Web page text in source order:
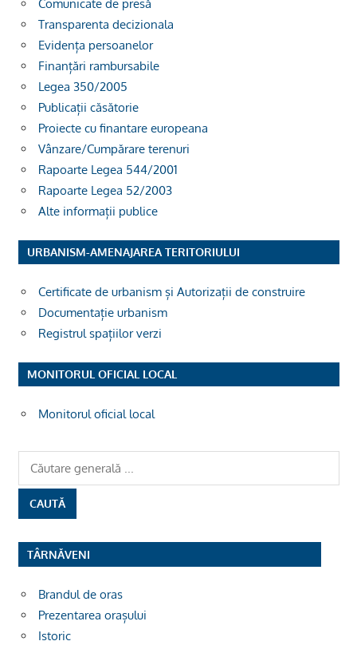
Comunicate de presă
Transparenta decizionala
Evidența persoanelor
Finanțări rambursabile
Legea 350/2005
Publicații căsătorie
Proiecte cu finantare europeana
Vânzare/Cumpărare terenuri
Rapoarte Legea 544/2001
Rapoarte Legea 52/2003
Alte informații publice
URBANISM-AMENAJAREA TERITORIULUI
Certificate de urbanism și Autorizații de construire
Documentație urbanism
Registrul spațiilor verzi
MONITORUL OFICIAL LOCAL
Monitorul oficial local
TÂRNĂVENI
Brandul de oras
Prezentarea orașului
Istoric